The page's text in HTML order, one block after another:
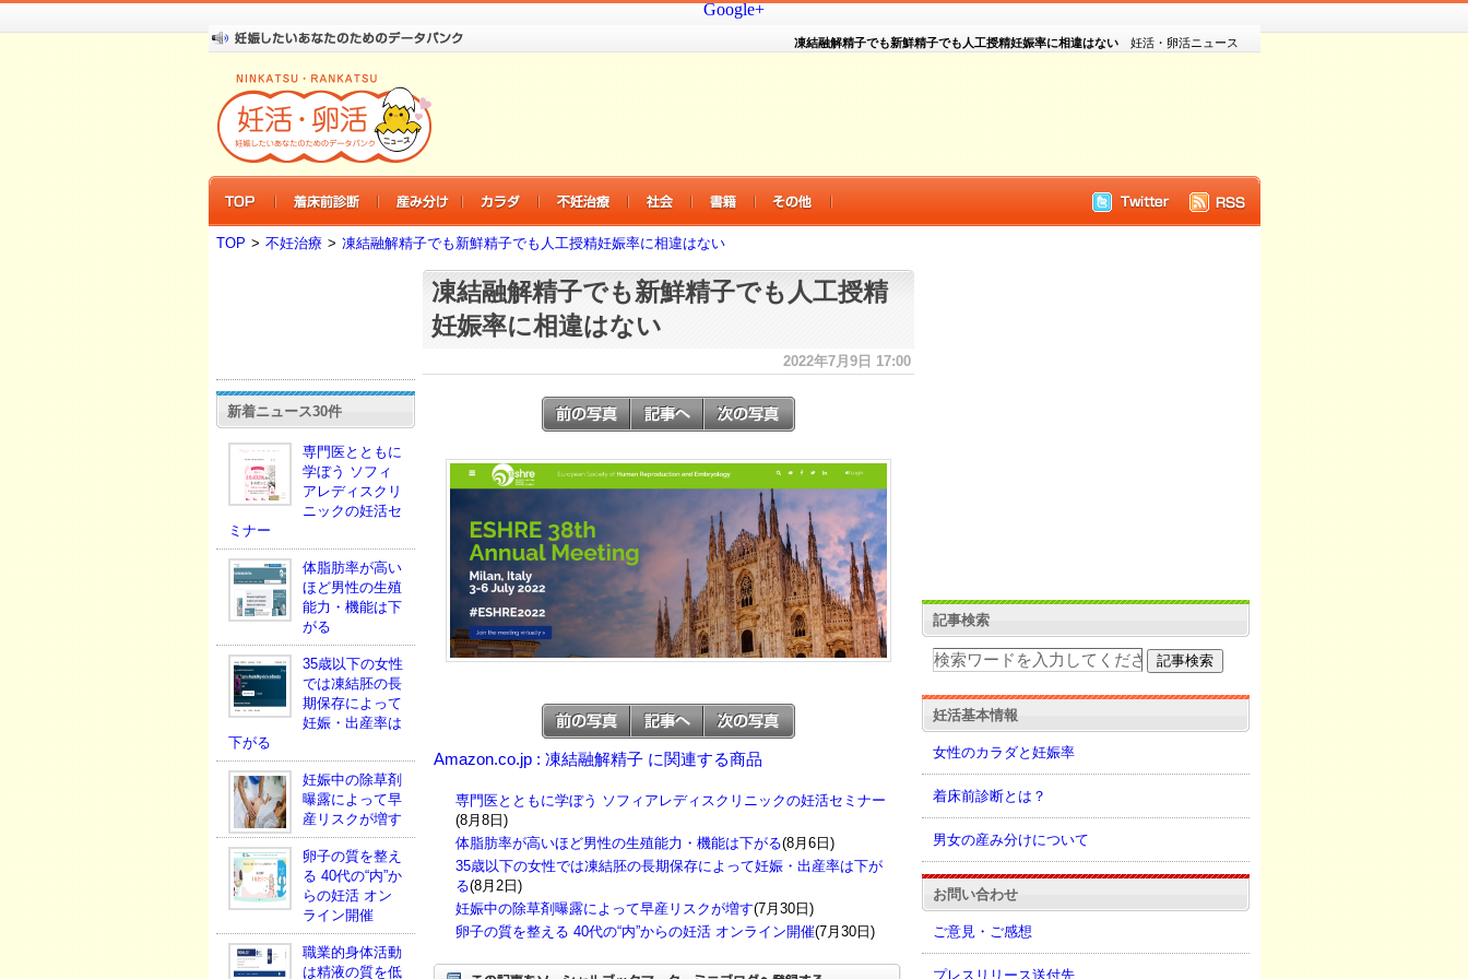
Google+
妊活・卵活ニュース
凍結融解精子でも新鮮精子でも人工授精妊娠率に相違はない
TOP > 不妊治療 > 凍結融解精子でも新鮮精子でも人工授精妊娠率に相違はない
新着ニュース30件
専門医とともに
学ぼう ソフィ
アレディスクリ
ニックの妊活セ
ミナー
体脂肪率が高い
ほど男性の生殖
能力・機能は下
がる
35歳以下の女性
では凍結胚の長
期保存によって
妊娠・出産率は
下がる
妊娠中の除草剤
曝露によって早
産リスクが増す
卵子の質を整え
る 40代の“内”か
らの妊活 オン
ライン開催
職業的身体活動
は精液の質を低
凍結融解精子でも新鮮精子でも人工授精
妊娠率に相違はない
2022年7月9日 17:00
Amazon.co.jp : 凍結融解精子 に関連する商品
専門医とともに学ぼう ソフィアレディスクリニックの妊活セミナー
(8月8日)
体脂肪率が高いほど男性の生殖能力・機能は下がる(8月6日)
35歳以下の女性では凍結胚の長期保存によって妊娠・出産率は下が
る(8月2日)
妊娠中の除草剤曝露によって早産リスクが増す(7月30日)
卵子の質を整える 40代の“内”からの妊活 オンライン開催(7月30日)
記事検索
妊活基本情報
女性のカラダと妊娠率
着床前診断とは？
男女の産み分けについて
お問い合わせ
ご意見・ご感想
プレスリリース送付先